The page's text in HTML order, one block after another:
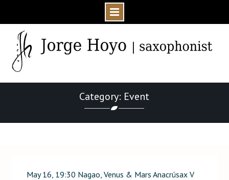
content
Category: Event
May 16, 19:30 Nagao, Venus & Mars Anacrúsax V